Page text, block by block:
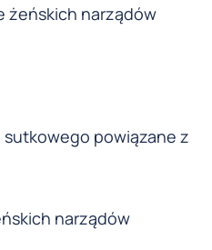
żeńskich narządów
sutkowego powiązane z
narządów